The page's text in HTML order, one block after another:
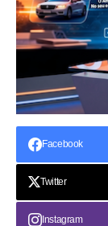
Facebook
Twitter
Instagram